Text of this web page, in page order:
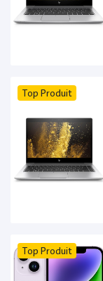
Top Produit
Top Produit